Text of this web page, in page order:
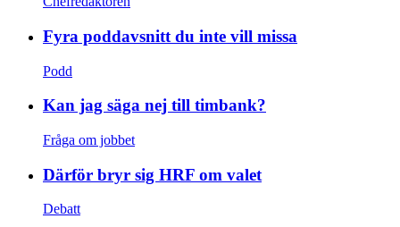
Fyra poddavsnitt du inte vill missa
Podd
Kan jag säga nej till timbank?
Fråga om jobbet
Därför bryr sig HRF om valet
Debatt